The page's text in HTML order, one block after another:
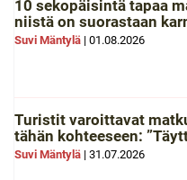
10 sekopäisintä tapaa
niistä on suorastaan
Suvi Mäntylä | 01.08.2026
Turistit varoittavat
tähän kohteeseen:
Suvi Mäntylä | 31.07.2026